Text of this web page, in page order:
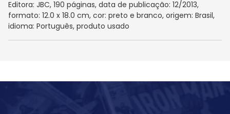
Editora: JBC, 190 páginas, data de publicação: 12/2013,
formato: 12.0 x 18.0 cm, cor: preto e branco, origem: Brasil,
idioma: Português, produto usado